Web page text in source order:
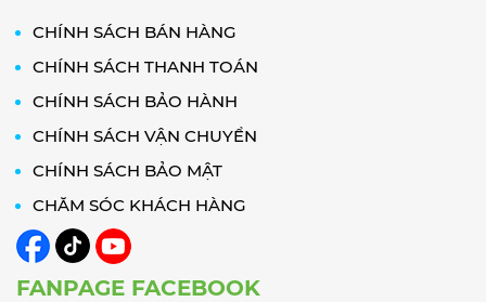
CHÍNH SÁCH BÁN HÀNG
CHÍNH SÁCH THANH TOÁN
CHÍNH SÁCH BẢO HÀNH
CHÍNH SÁCH VẬN CHUYỂN
CHÍNH SÁCH BẢO MẬT
CHĂM SÓC KHÁCH HÀNG
FANPAGE FACEBOOK